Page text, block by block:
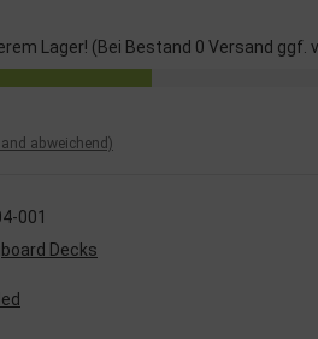
Lager! (Bei Bestand 0 Versand ggf.
abweichend)
001
Decks